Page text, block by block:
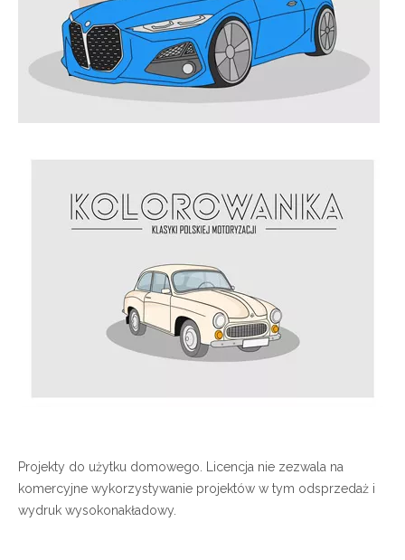
Projekty do użytku domowego. Licencja nie zezwala na
komercyjne wykorzystywanie projektów w tym odsprzedaż i
wydruk wysokonakładowy.